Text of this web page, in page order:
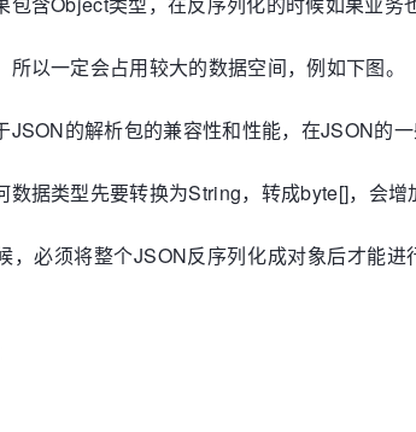
所以一定会占用较大的数据空间，例如下图。
JSON的解析包的兼容性和性能，在JSON的
数据类型先要转换为String，转成byte[]，会增
，必须将整个JSON反序列化成对象后才能